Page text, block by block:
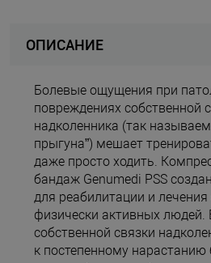
ОПИСАНИЕ
Болевые ощущения при
повреждениях собственной
надколенника (так
прыгуна”) мешает
даже просто ходить.
бандаж Genumedi PSS
для реабилитации и
физически активных людей.
собственной связки
к постепенному нарастанию